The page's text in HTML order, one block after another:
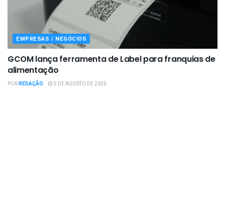
EMPRESAS / NEGÓCIOS
GCOM lança ferramenta de Label para franquias de
alimentação
PORREDAÇÃO 5 DE AGOSTO DE 2026